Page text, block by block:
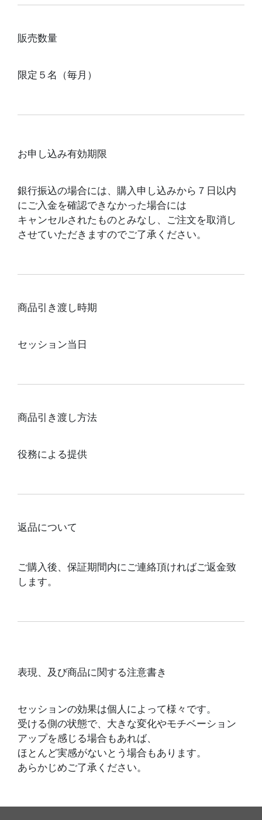
販売数量
限定５名（毎月）
お申し込み有効期限
銀行振込の場合には、 購入申し込みから７日以内
にご入金を確認できなかった場合には
キャンセルされたものとみなし、ご注文を取消し
させていただきますのでご了承ください。
商品引き渡し時期
セッション当日
商品引き渡し方法
役務による提供
返品について
ご購入後、保証期間内にご連絡頂ければご返金致
します。
表現、及び商品に関する注意書き
セッションの効果は個人によって様々です。
受ける側の状態で、大きな変化やモチベーション
アップを感じる場合もあれば、
ほとんど実感がないとう場合もあります。
あらかじめご了承ください。